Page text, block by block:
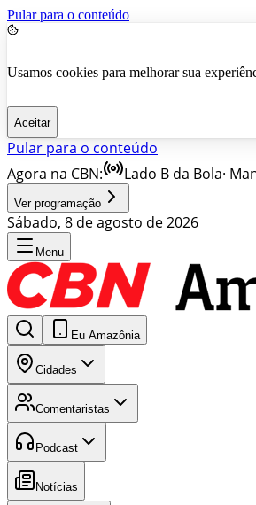
Pular para o conteúdo
Usamos cookies para melhorar sua
Aceitar
Pular para o conteúdo
Agora na CBN:
Lado B da Bola·
Ver programação
Sábado, 8 de agosto de 2026
Menu
Eu Amazônia
Cidades
Comentaristas
Podcast
Notícias